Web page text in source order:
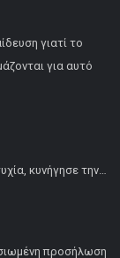
γιατί το
για αυτό
κυνήγησε την…
προσήλωση